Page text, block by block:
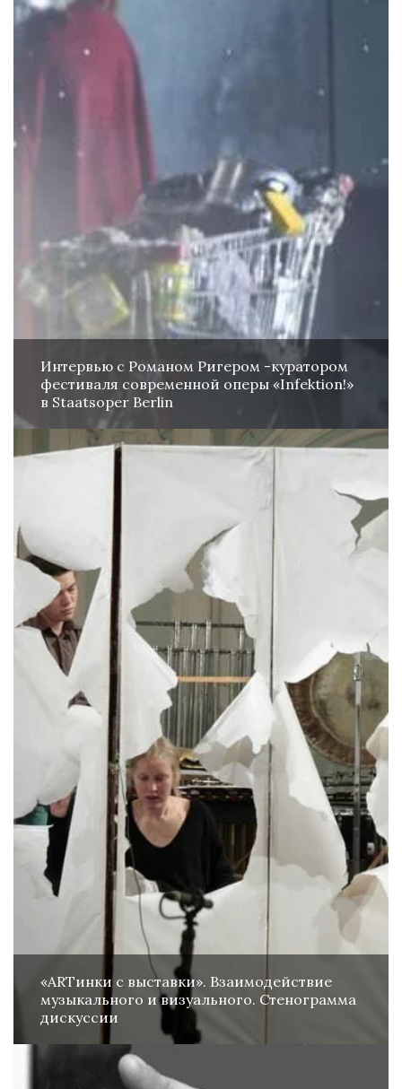
Интервью с Романом Ригером -куратором
фестиваля современной оперы «Infektion!»
в Staatsoper Berlin
«ARTинки с выставки». Взаимодействие
музыкального и визуального. Стенограмма
дискуссии